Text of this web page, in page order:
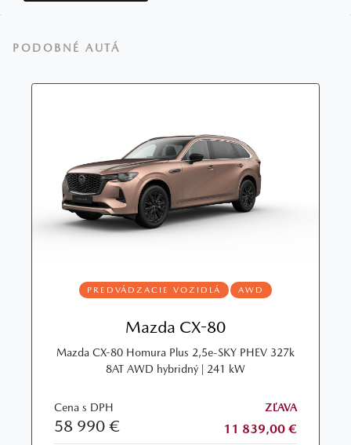
PODOBNÉ AUTÁ
PREDVÁDZACIE VOZIDLÁ AWD
Mazda CX-80
Mazda CX-80 Homura Plus 2,5e-SKY PHEV 327k
8AT AWD hybridný | 241 kW
Cena s DPH
58 990 €
ZĽAVA
11 839,00 €